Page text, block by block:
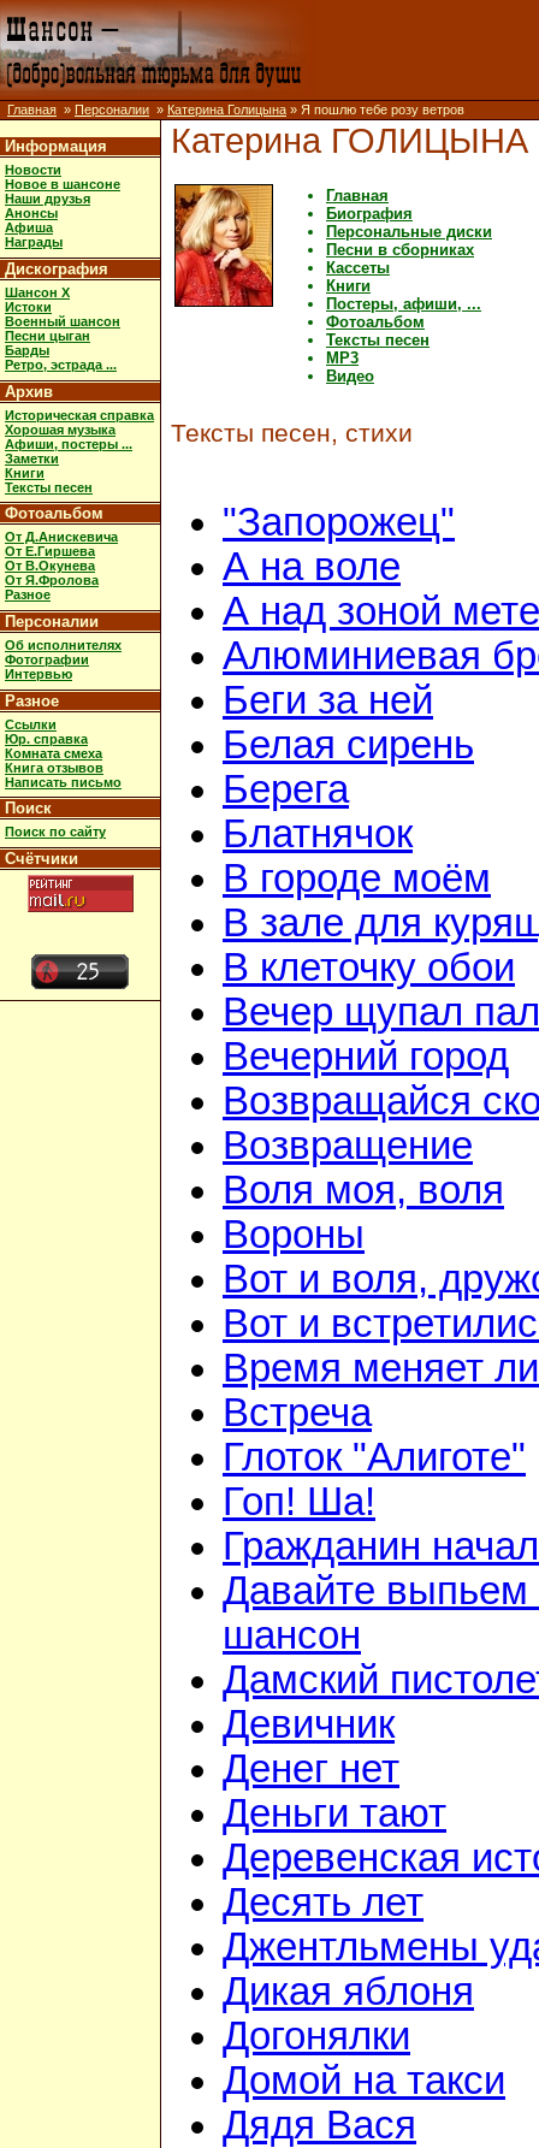
Главная » Персоналии » Катерина Голицына » Я пошлю тебе розу ветров
Информация
Новости
Новое в шансоне
Наши друзья
Анонсы
Афиша
Награды
Дискография
Шансон X
Истоки
Военный шансон
Песни цыган
Барды
Ретро, эстрада ...
Архив
Историческая справка
Хорошая музыка
Афиши, постеры ...
Заметки
Книги
Тексты песен
Фотоальбом
От Д.Анискевича
От Е.Гиршева
От В.Окунева
От Я.Фролова
Разное
Персоналии
Об исполнителях
Фотографии
Интервью
Разное
Ссылки
Юр. справка
Комната смеха
Книга отзывов
Написать письмо
Поиск
Поиск по сайту
Счётчики
Катерина ГОЛИЦЫНА
Главная
Биография
Персональные диски
Песни в сборниках
Кассеты
Книги
Постеры, афиши, ...
Фотоальбом
Тексты песен
MP3
Видео
Тексты песен, стихи
"Запорожец"
А на воле
А над зоной
Алюминиевая
Беги за ней
Белая сирень
Берега
Блатнячок
В городе моём
В зале для
В клеточку обои
Вечер щупал
Вечерний город
Возвращайся
Возвращение
Воля моя, воля
Вороны
Вот и воля,
Вот и
Время меняет
Встреча
Глоток "Алиготе"
Гоп! Ша!
Гражданин
Давайте выпьем
шансон
Дамский
Девичник
Денег нет
Деньги тают
Деревенская
Десять лет
Джентльмены
Дикая яблоня
Догонялки
Домой на такси
Дядя Вася